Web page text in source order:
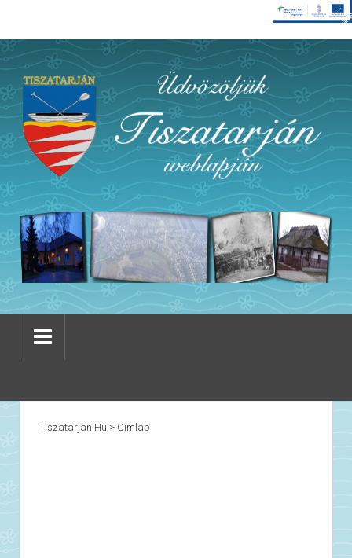
Tiszatarjan.hu > Címlap